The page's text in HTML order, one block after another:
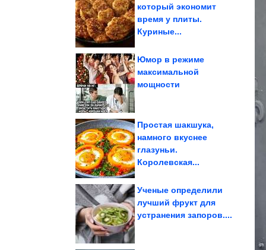
который экономит
время у плиты.
Куриные...
Ностальгические
Юмор в режиме
максимальной
мощности
Простая шакшука,
намного вкуснее
глазуньи.
Королевская...
Ученые определили
лучший фрукт для
устранения запоров....
Как римляне возводили